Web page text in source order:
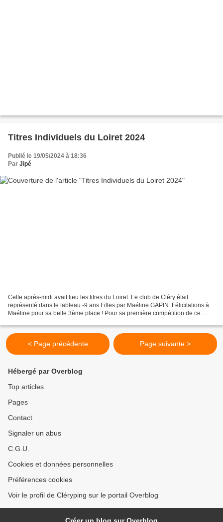
Titres Individuels du Loiret 2024
Publié le 19/05/2024 à 18:36
Par Jipé
Cette après-midi avait lieu les titres du Loiret. Le club de Cléry était
représenté dans le tableau -9 ans Filles par Maéline GAPIN. Félicitations à
Maéline pour sa belle 3ème place ! Pour sa première compétition de ce
< Page précédente Page suivante >
Hébergé par Overblog
Top articles
Pages
Contact
Signaler un abus
C.G.U.
Cookies et données personnelles
Préférences cookies
Voir le profil de Cléryping sur le portail Overblog